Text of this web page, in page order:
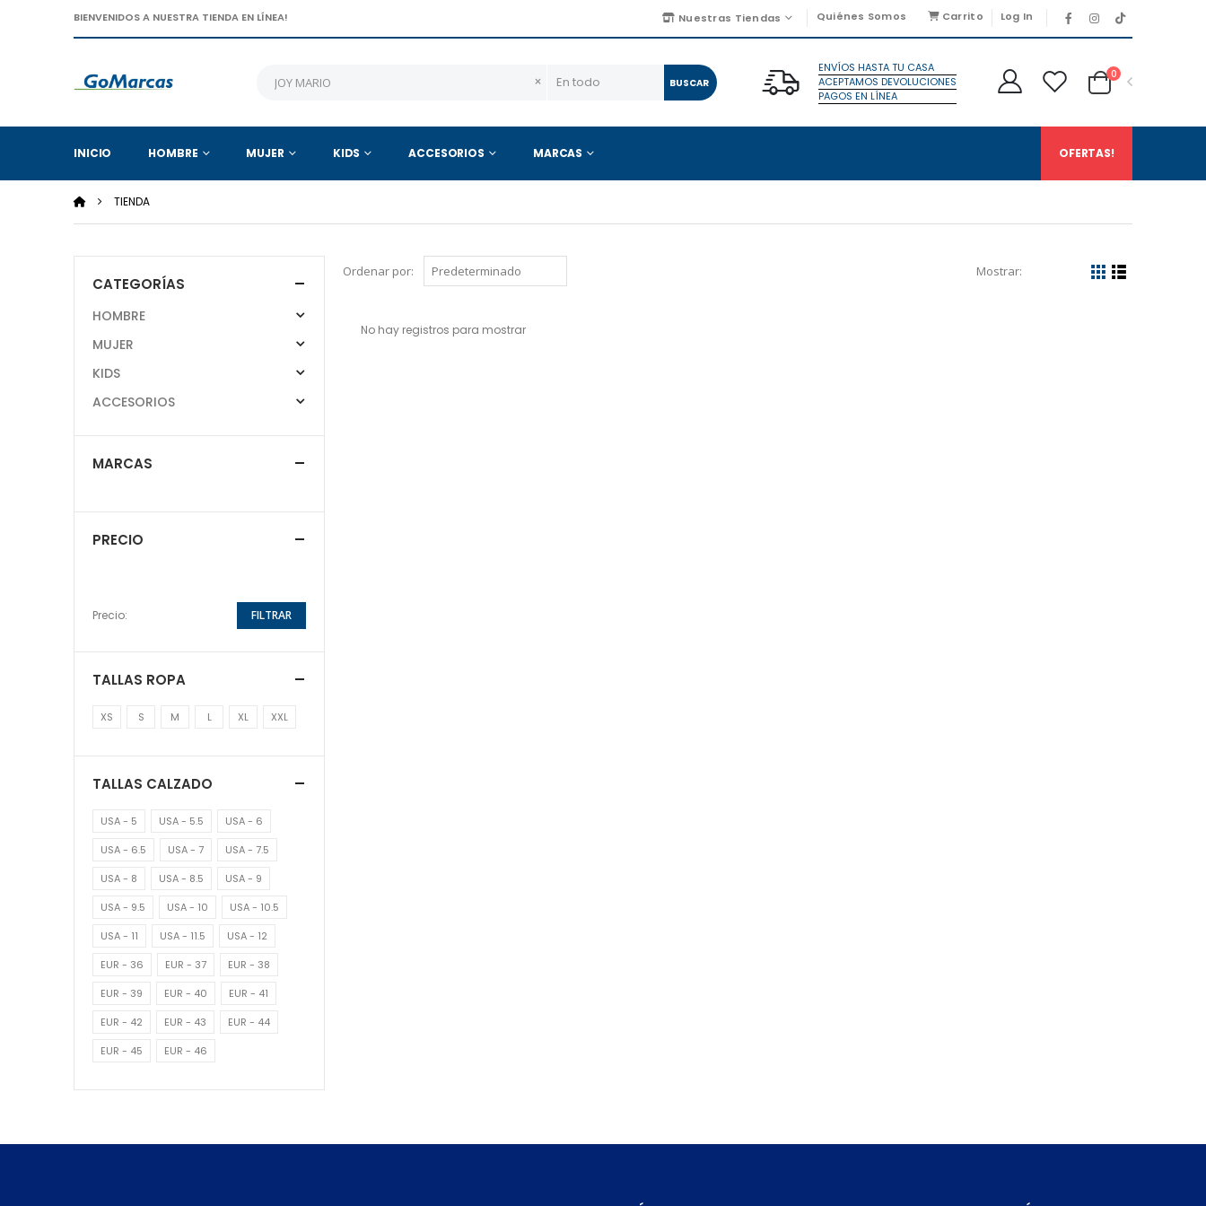
BIENVENIDOS A NUESTRA TIENDA EN LÍNEA! Nuestras Tiendas Quiénes Somos Carrito Log In
× BUSCAR
ENVÍOS HASTA TU CASA
ACEPTAMOS DEVOLUCIONES
PAGOS EN LÍNEA
0
INICIO HOMBRE MUJER KIDS ACCESORIOS MARCAS OFERTAS!
TIENDA
Ordenar por: Mostrar:
No hay registros para mostrar
CATEGORÍAS
HOMBRE
MUJER
KIDS
ACCESORIOS
MARCAS
PRECIO
Precio: FILTRAR
TALLAS ROPA
XS S M L XL XXL
TALLAS CALZADO
USA - 5 USA - 5.5
USA - 6
USA - 6.5
USA - 7
USA - 7.5
USA - 8
USA - 8.5
USA - 9
USA - 9.5
USA - 10
USA - 10.5
USA - 11
USA - 11.5
USA - 12
EUR - 36
EUR - 37
EUR - 38
EUR - 39
EUR - 40
EUR - 41
EUR - 42
EUR - 43
EUR - 44
EUR - 45
EUR - 46